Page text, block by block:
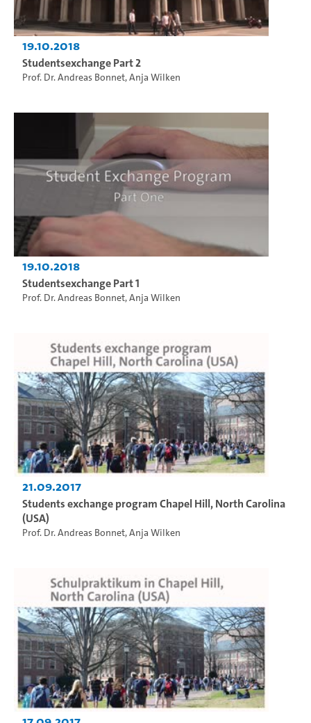
19.10.2018
Studentsexchange Part 2
Prof. Dr. Andreas Bonnet,Anja Wilken
19.10.2018
Studentsexchange Part 1
Prof. Dr. Andreas Bonnet,Anja Wilken
21.09.2017
Students exchange program Chapel Hill, North Carolina
(USA)
Prof. Dr. Andreas Bonnet,Anja Wilken